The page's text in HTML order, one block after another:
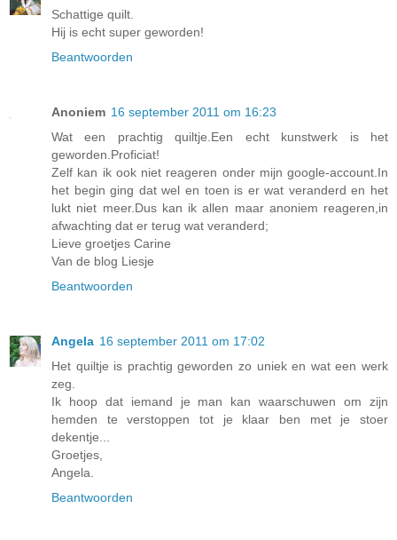
Schattige quilt.
Hij is echt super geworden!
Beantwoorden
Anoniem 16 september 2011 om 16:23
Wat een prachtig quiltje.Een echt kunstwerk is het
geworden.Proficiat!
Zelf kan ik ook niet reageren onder mijn google-account.In
het begin ging dat wel en toen is er wat veranderd en het
lukt niet meer.Dus kan ik allen maar anoniem reageren,in
afwachting dat er terug wat veranderd;
Lieve groetjes Carine
Van de blog Liesje
Beantwoorden
Angela 16 september 2011 om 17:02
Het quiltje is prachtig geworden zo uniek en wat een werk
zeg.
Ik hoop dat iemand je man kan waarschuwen om zijn
hemden te verstoppen tot je klaar ben met je stoer
dekentje...
Groetjes,
Angela.
Beantwoorden